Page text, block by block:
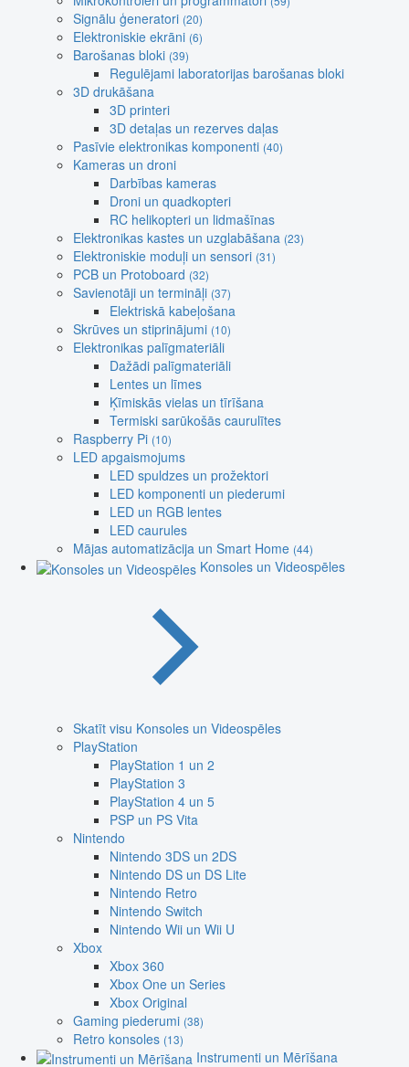
Signālu ģeneratori (20)
Elektroniskie ekrāni (6)
Barošanas bloki (39)
Regulējami laboratorijas barošanas bloki
3D drukāšana
3D printeri
3D detaļas un rezerves daļas
Pasīvie elektronikas komponenti (40)
Kameras un droni
Darbības kameras
Droni un quadkopteri
RC helikopteri un lidmašīnas
Elektronikas kastes un uzglabāšana (23)
Elektroniskie moduļi un sensori (31)
PCB un Protoboard (32)
Savienotāji un termināļi (37)
Elektriskā kabeļošana
Skrūves un stiprinājumi (10)
Elektronikas palīgmateriāli
Dažādi palīgmateriāli
Lentes un līmes
Ķīmiskās vielas un tīrīšana
Termiski sarūkošās caurulītes
Raspberry Pi (10)
LED apgaismojums
LED spuldzes un prožektori
LED komponenti un piederumi
LED un RGB lentes
LED caurules
Mājas automatizācija un Smart Home (44)
Konsoles un Videospēles
Skatīt visu Konsoles un Videospēles
PlayStation
PlayStation 1 un 2
PlayStation 3
PlayStation 4 un 5
PSP un PS Vita
Nintendo
Nintendo 3DS un 2DS
Nintendo DS un DS Lite
Nintendo Retro
Nintendo Switch
Nintendo Wii un Wii U
Xbox
Xbox 360
Xbox One un Series
Xbox Original
Gaming piederumi (38)
Retro konsoles (13)
Instrumenti un Mērīšana